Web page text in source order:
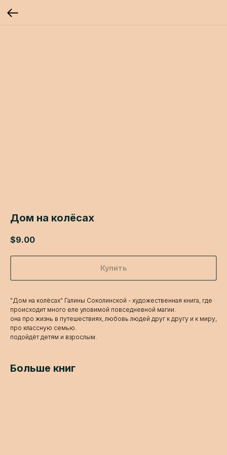
Дом на колёсах
$9.00
Купить
"Дом на колёсах" Галины Соколинской - художественная книга, где
происходит много еле уловимой повседневной магии.
она про жизнь в путешествиях, любовь людей друг к другу и к миру,
про классную семью.
подойдёт детям и взрослым.
Больше книг